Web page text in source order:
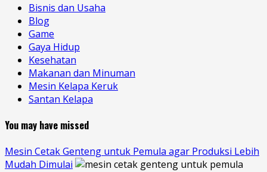
Bisnis dan Usaha
Blog
Game
Gaya Hidup
Kesehatan
Makanan dan Minuman
Mesin Kelapa Keruk
Santan Kelapa
You may have missed
Mesin Cetak Genteng untuk Pemula agar Produksi Lebih
Mudah Dimulai